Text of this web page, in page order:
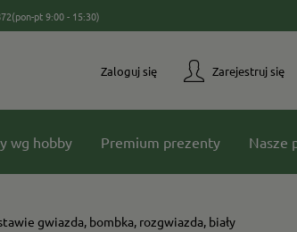
(pon-pt 9:00 - 15:30)
Zarejestruj się
Zaloguj się
wg hobby Premium prezenty Nasze
gwiazda, bombka, rozgwiazda, biały